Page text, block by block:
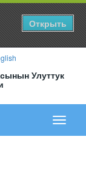
Открыть
Улуттук
меню